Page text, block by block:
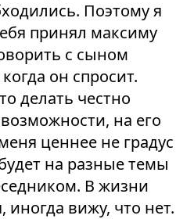
Поэтому я
принял максиму
с сыном
он спросит.
делать честно
на его
ценнее не градус
на разные темы
В жизни
иногда вижу, что нет.